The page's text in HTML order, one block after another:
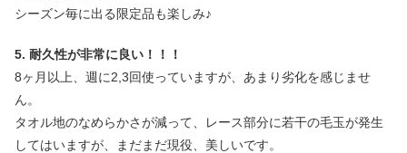
シーズン毎に出る限定品も楽しみ♪
5. 耐久性が非常に良い！！！
8ヶ月以上、週に2,3回使っていますが、あまり劣化を感じませ
ん。
タオル地のなめらかさが減って、レース部分に若干の毛玉が発生
してはいますが、まだまだ現役、美しいです。